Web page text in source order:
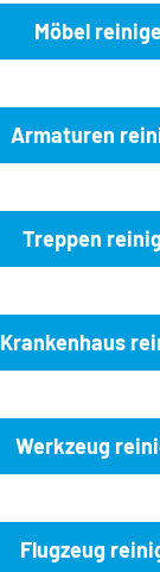
Möbel
Armaturen
Treppen
Krankenhaus
Werkzeug
Flugzeug